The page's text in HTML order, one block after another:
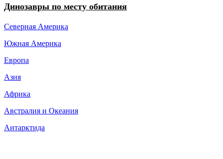
Динозавры по месту обитания
Северная Америка
Южная Америка
Европа
Азия
Африка
Австралия и Океания
Антарктида